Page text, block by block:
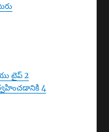
టైప్ 2
4